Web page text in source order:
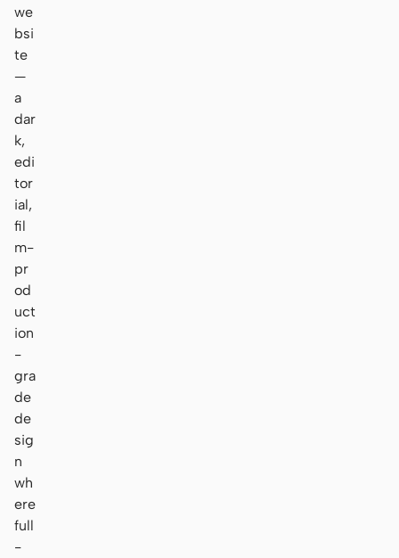
we
bsi
te
—
a
dar
k,
edi
tor
ial,
fil
m-
pr
od
uct
ion
-
gra
de
de
sig
n
wh
ere
full
-